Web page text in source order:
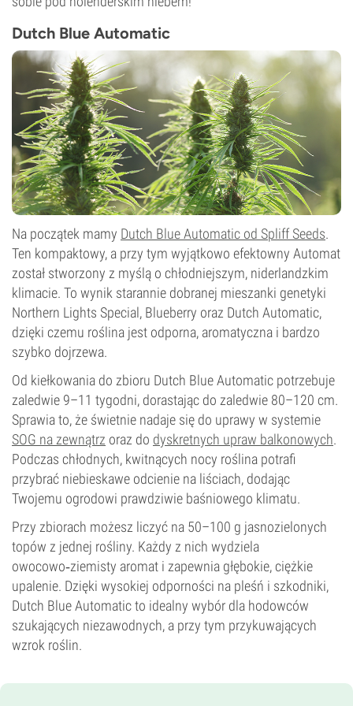
Dutch Blue Automatic
Na początek mamy Dutch Blue Automatic od Spliff Seeds.
Ten kompaktowy, a przy tym wyjątkowo efektowny Automat
został stworzony z myślą o chłodniejszym, niderlandzkim
klimacie. To wynik starannie dobranej mieszanki genetyki
Northern Lights Special, Blueberry oraz Dutch Automatic,
dzięki czemu roślina jest odporna, aromatyczna i bardzo
szybko dojrzewa.
Od kiełkowania do zbioru Dutch Blue Automatic potrzebuje
zaledwie 9–11 tygodni, dorastając do zaledwie 80–120 cm.
Sprawia to, że świetnie nadaje się do uprawy w systemie
SOG na zewnątrz oraz do dyskretnych upraw balkonowych.
Podczas chłodnych, kwitnących nocy roślina potrafi
przybrać niebieskawe odcienie na liściach, dodając
Twojemu ogrodowi prawdziwie baśniowego klimatu.
Przy zbiorach możesz liczyć na 50–100 g jasnozielonych
topów z jednej rośliny. Każdy z nich wydziela
owocowo‑ziemisty aromat i zapewnia głębokie, ciężkie
upalenie. Dzięki wysokiej odporności na pleśń i szkodniki,
Dutch Blue Automatic to idealny wybór dla hodowców
szukających niezawodnych, a przy tym przykuwających
wzrok roślin.